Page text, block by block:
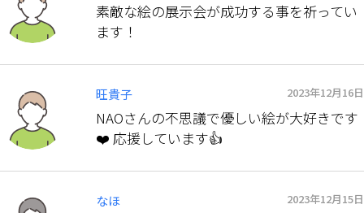
素敵な絵の展示会が成功する事を祈ってい
ます！
旺貴子 2023年12月16日
NAOさんの不思議で優しい絵が大好きです
❤️ 応援しています👍
なほ 2023年12月15日